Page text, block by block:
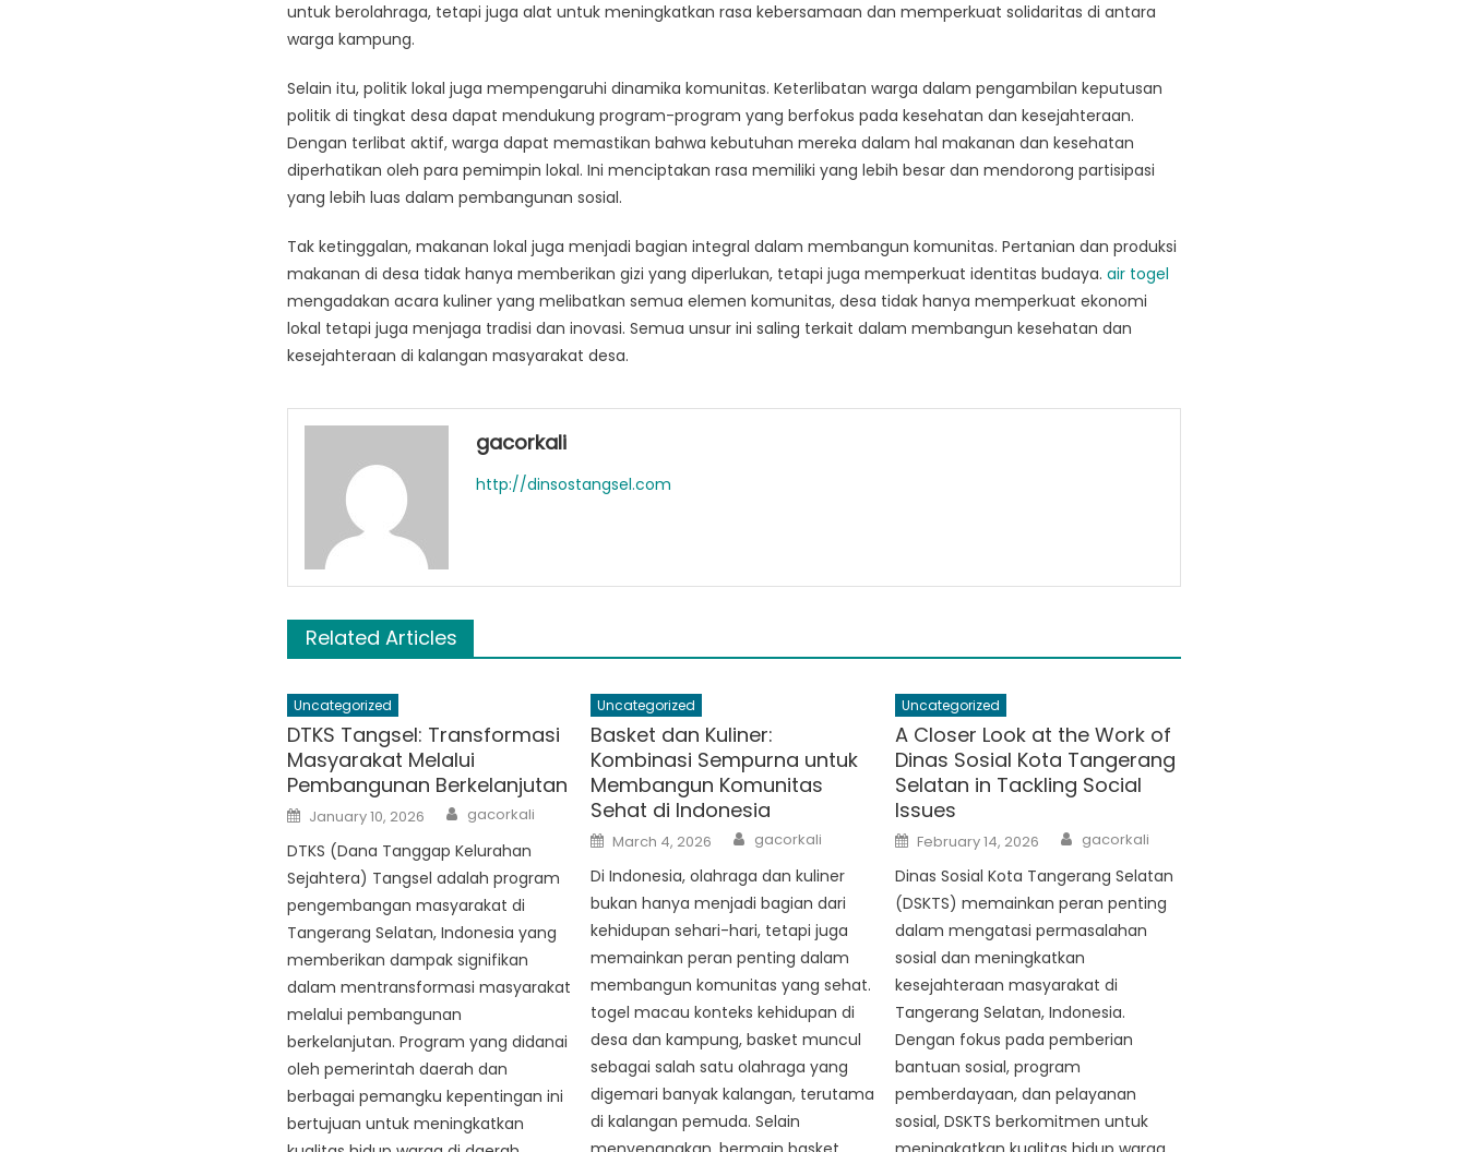
untuk berolahraga, tetapi juga alat untuk meningkatkan rasa kebersamaan dan memperkuat solidaritas di antara
warga kampung.
Selain itu, politik lokal juga mempengaruhi dinamika komunitas. Keterlibatan warga dalam pengambilan keputusan
politik di tingkat desa dapat mendukung program-program yang berfokus pada kesehatan dan kesejahteraan.
Dengan terlibat aktif, warga dapat memastikan bahwa kebutuhan mereka dalam hal makanan dan kesehatan
diperhatikan oleh para pemimpin lokal. Ini menciptakan rasa memiliki yang lebih besar dan mendorong partisipasi
yang lebih luas dalam pembangunan sosial.
Tak ketinggalan, makanan lokal juga menjadi bagian integral dalam membangun komunitas. Pertanian dan produksi
makanan di desa tidak hanya memberikan gizi yang diperlukan, tetapi juga memperkuat identitas budaya. air togel
mengadakan acara kuliner yang melibatkan semua elemen komunitas, desa tidak hanya memperkuat ekonomi
lokal tetapi juga menjaga tradisi dan inovasi. Semua unsur ini saling terkait dalam membangun kesehatan dan
kesejahteraan di kalangan masyarakat desa.
gacorkali
http://dinsostangsel.com
Related Articles
Uncategorized
DTKS Tangsel: Transformasi
Masyarakat Melalui
Pembangunan Berkelanjutan
Posted
on
January 10, 2026 Author
gacorkali
DTKS (Dana Tanggap Kelurahan
Sejahtera) Tangsel adalah program
pengembangan masyarakat di
Tangerang Selatan, Indonesia yang
memberikan dampak signifikan
dalam mentransformasi masyarakat
melalui pembangunan
berkelanjutan. Program yang didanai
oleh pemerintah daerah dan
berbagai pemangku kepentingan ini
bertujuan untuk meningkatkan
Uncategorized
Basket dan Kuliner:
Kombinasi Sempurna untuk
Membangun Komunitas
Sehat di Indonesia
Posted
on
March 4, 2026 Author
gacorkali
Di Indonesia, olahraga dan kuliner
bukan hanya menjadi bagian dari
kehidupan sehari-hari, tetapi juga
memainkan peran penting dalam
membangun komunitas yang sehat.
togel macau konteks kehidupan di
desa dan kampung, basket muncul
sebagai salah satu olahraga yang
digemari banyak kalangan, terutama
di kalangan pemuda. Selain
Uncategorized
A Closer Look at the Work of
Dinas Sosial Kota Tangerang
Selatan in Tackling Social
Issues
Posted
on
February 14, 2026 Author
gacorkali
Dinas Sosial Kota Tangerang Selatan
(DSKTS) memainkan peran penting
dalam mengatasi permasalahan
sosial dan meningkatkan
kesejahteraan masyarakat di
Tangerang Selatan, Indonesia.
Dengan fokus pada pemberian
bantuan sosial, program
pemberdayaan, dan pelayanan
sosial, DSKTS berkomitmen untuk